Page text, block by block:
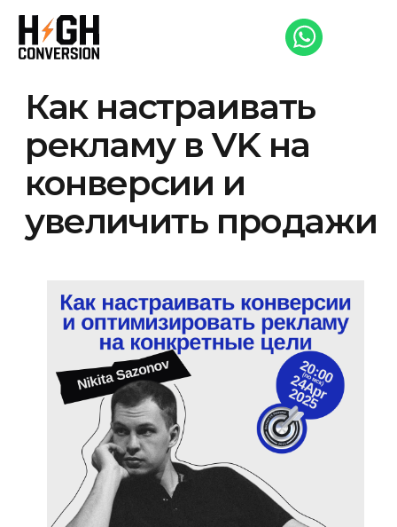
Зарегистрироваться
рекламу в VK на
конверсии и
увеличить продажи